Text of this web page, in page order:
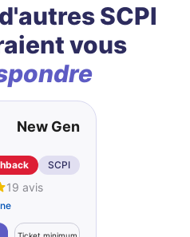
SCPI
vous
New Gen
SCPI
19 avis